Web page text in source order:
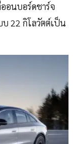
อนบอร์ดชาร์จ
บ 22 กิโลวัตต์เป็น